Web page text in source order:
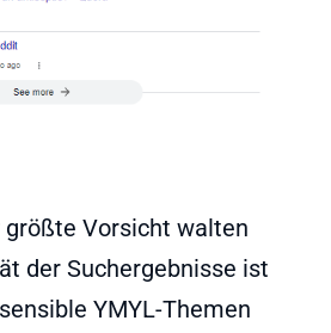
größte Vorsicht walten
der Suchergebnisse ist
YMYL-Themen